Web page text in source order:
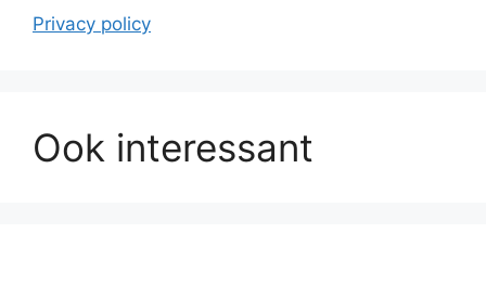
Privacy policy
Ook interessant